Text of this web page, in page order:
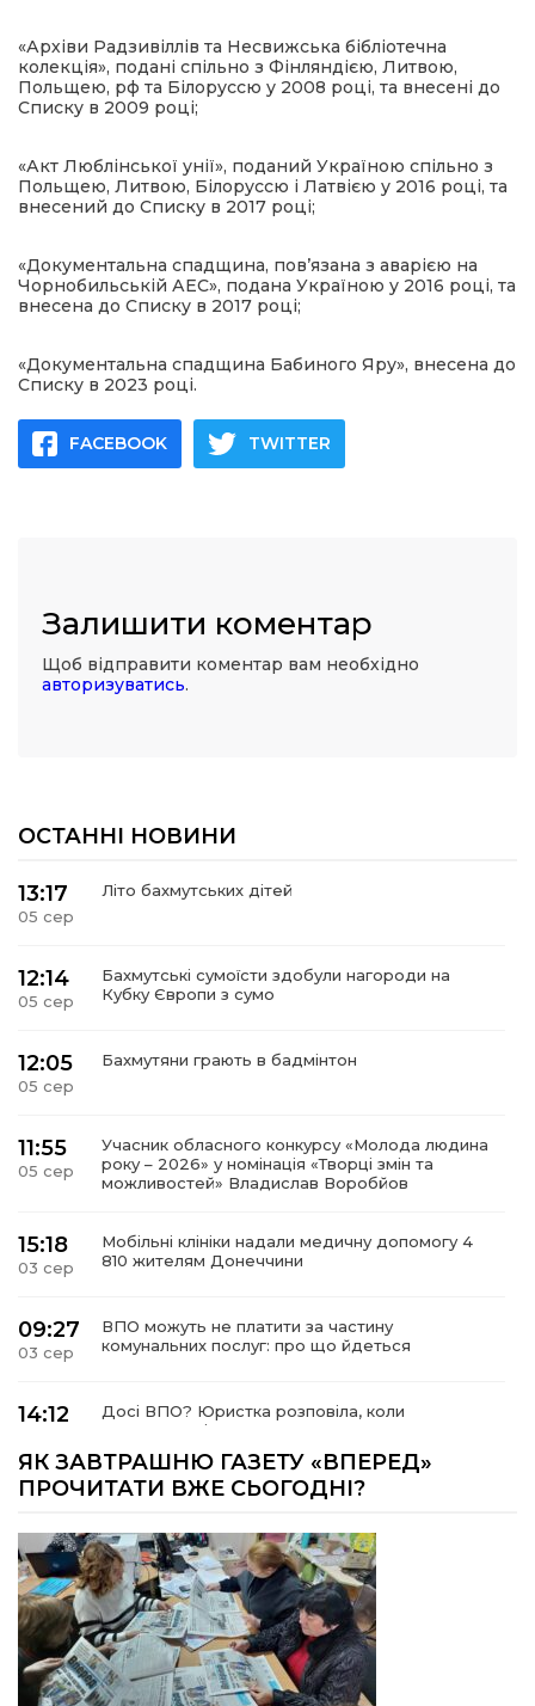
«Архіви Радзивіллів та Несвижська бібліотечна
колекція», подані спільно з Фінляндією, Литвою,
Польщею, рф та Білоруссю у 2008 році, та внесені до
Списку в 2009 році;
«Акт Люблінської унії», поданий Україною спільно з
Польщею, Литвою, Білоруссю і Латвією у 2016 році, та
внесений до Списку в 2017 році;
«Документальна спадщина, пов’язана з аварією на
Чорнобильській АЕС», подана Україною у 2016 році, та
внесена до Списку в 2017 році;
«Документальна спадщина Бабиного Яру», внесена до
Списку в 2023 році.
FACEBOOK TWITTER
Залишити коментар
Щоб відправити коментар вам необхідно
авторизуватись.
ОСТАННІ НОВИНИ
13:17
05 сер
Літо бахмутських дітей
12:14
05 сер
Бахмутські сумоїсти здобули нагороди на
Кубку Європи з сумо
12:05
05 сер
Бахмутяни грають в бадмінтон
11:55
05 сер
Учасник обласного конкурсу «Молода людина
року – 2026» у номінація «Творці змін та
можливостей» Владислав Воробйов
15:18
03 сер
Мобільні клініки надали медичну допомогу 4
810 жителям Донеччини
09:27
03 сер
ВПО можуть не платити за частину
комунальних послуг: про що йдеться
14:12
Досі ВПО? Юристка розповіла, коли
переселенці втрачають виплати та статус
01 сер
Аліна Кулик
15:58
31 лип
Літо в Жовтих Водах
15:30
Бахмутяни відвідали Музей науки
ЯК ЗАВТРАШНЮ ГАЗЕТУ «ВПЕРЕД»
ПРОЧИТАТИ ВЖЕ СЬОГОДНІ?